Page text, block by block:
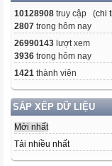
10128908 truy cập (chi
2807 trong hôm nay
26990143 lượt xem
3936 trong hôm nay
1421 thành viên
SẮP XẾP DỮ LIỆU
Mới nhất
Tải nhiều nhất